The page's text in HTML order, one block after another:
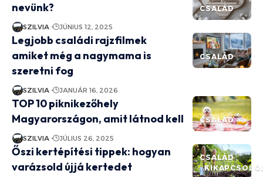
CSALÁD
nevünk?
SZILVIA JÚNIUS 12, 2025
CSALÁD
Legjobb családi rajzfilmek
amiket még a nagymama is
szeretni fog
SZILVIA JANUÁR 16, 2026
CSALÁD
TOP 10 piknikezőhely
Magyarországon, amit látnod kell
SZILVIA JÚLIUS 26, 2025
CSALÁD
Őszi kertépítési tippek: hogyan
varázsold újjá kertedet